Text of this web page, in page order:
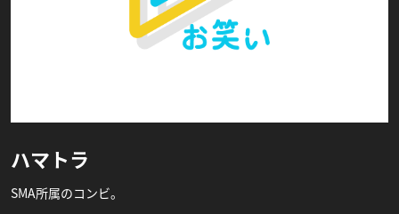
ハマトラ
SMA所属のコンビ。